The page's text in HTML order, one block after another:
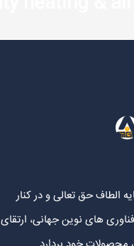
الطاف حق تعالی و در کنار
های نوین جهانی، ارتقای